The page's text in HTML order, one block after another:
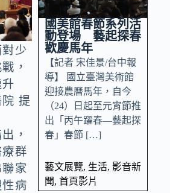
少
，
提
，
群
家
病
國美館春節系列活
動登場 藝起探春
歡慶馬年
【記者 宋佳景/台中報
導】 國立臺灣美術館
迎接農曆馬年，自今
（24）日起至元宵節推
出「丙午躍春—藝起探
春」春節 […]
藝文展覽, 生活, 影音新
聞, 首頁影片